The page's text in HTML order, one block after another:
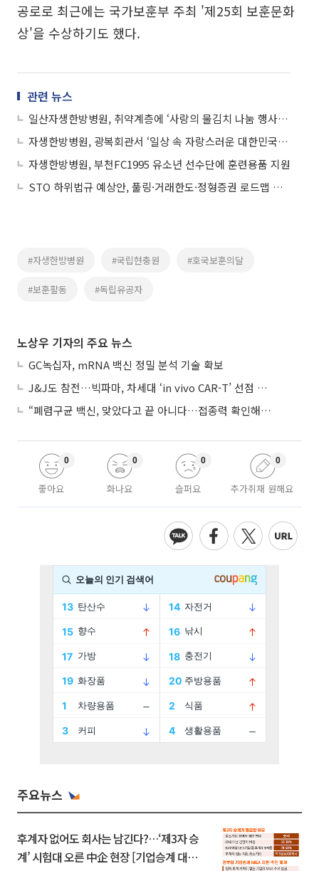
공로로 최근에는 국가보훈부 주최 '제25회 보훈문화
상'을 수상하기도 했다.
관련 뉴스
일산자생한방병원, 취약계층에 ‘사랑의 물김치 나눔 행사’ 진행
자생한방병원, 광복회관서 ‘일상 속 자랑스러운 대한민국 영웅들’ 수상작 전시
자생한방병원, 부천FC1995 유소년 선수단에 훈련용품 지원
STO 하위법규 예상안, 풀링·거래한도·정형증권 로드맵 제시
#자생한방병원 #국립현충원 #호국보훈의달
#보훈활동 #독립유공자
노상우 기자의 주요 뉴스
GC녹십자, mRNA 백신 정밀 분석 기술 확보
J&J도 참전…빅파마, 차세대 ‘in vivo CAR-T’ 선점 경쟁 본격화
“폐렴구균 백신, 맞았다고 끝 아니다…접종력 확인해야”
좋아요
0
화나요
0
슬퍼요
0
추가취재 원해요
0
주요뉴스
후계자 없어도 회사는 남긴다?…‘제3자 승
계’ 시험대 오른 中企 현장 [기업승계 대전